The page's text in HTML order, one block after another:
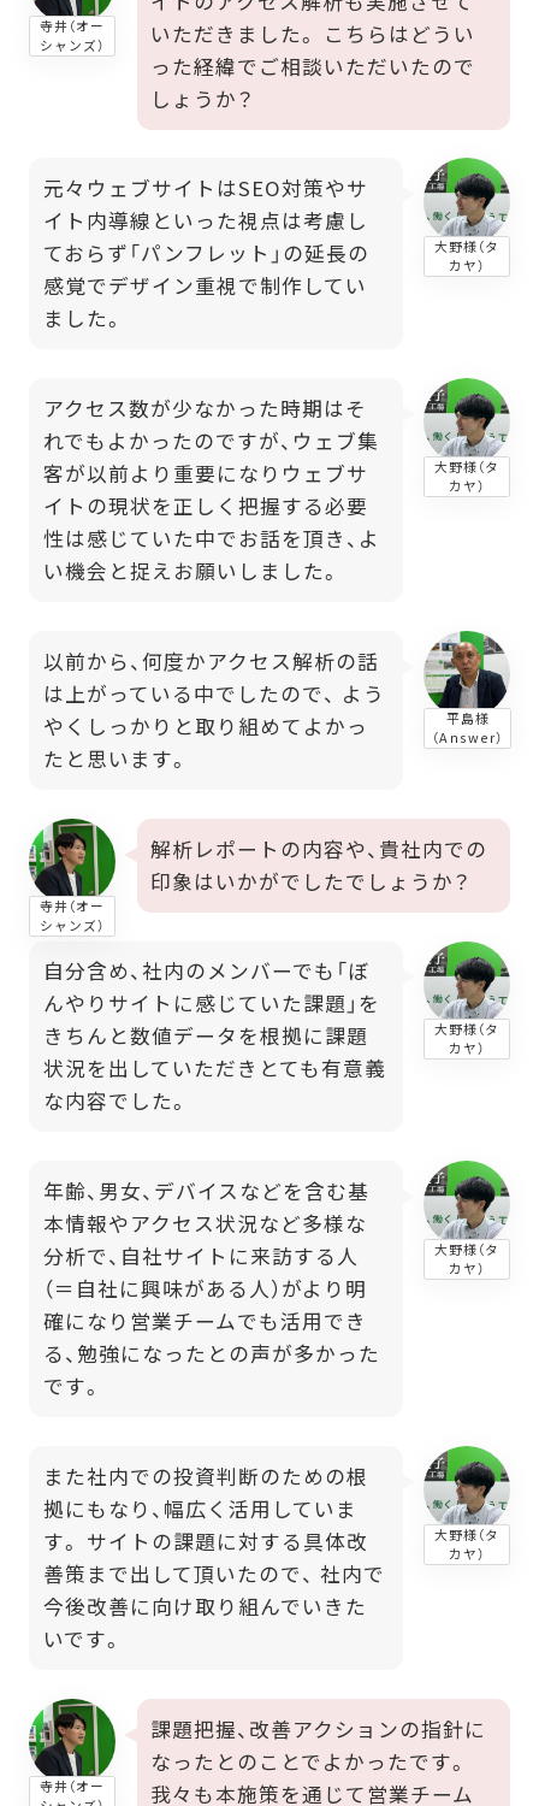
寺井（オー
シャンズ）
いただきました。 こちらはどうい
った経緯でご相談いただいたので
しょうか？
大野様（タ
カヤ）
元々ウェブサイトはSEO対策やサ
イト内導線といった視点は考慮し
ておらず「パンフレット」の延長の
感覚でデザイン重視で制作してい
ました。
大野様（タ
カヤ）
アクセス数が少なかった時期はそ
れでもよかったのですが、ウェブ集
客が以前より重要になりウェブサ
イトの現状を正しく把握する必要
性は感じていた中でお話を頂き、よ
い機会と捉えお願いしました。
平島様
（Answer）
以前から、何度かアクセス解析の話
は上がっている中でしたので、 よう
やくしっかりと取り組めてよかっ
たと思います。
寺井（オー
シャンズ）
解析レポートの内容や、貴社内での
印象はいかがでしたでしょうか？
大野様（タ
カヤ）
自分含め、社内のメンバーでも「ぼ
んやりサイトに感じていた課題」を
きちんと数値データを根拠に課題
状況を出していただきとても有意義
な内容でした。
大野様（タ
カヤ）
年齢、男女、デバイスなどを含む基
本情報やアクセス状況など多様な
分析で、自社サイトに来訪する人
（＝自社に興味がある人）がより明
確になり営業チームでも活用でき
る、勉強になったとの声が多かった
です。
大野様（タ
カヤ）
また社内での投資判断のための根
拠にもなり、幅広く活用していま
す。 サイトの課題に対する具体改
善策まで出して頂いたので、 社内で
今後改善に向け取り組んでいきた
いです。
寺井（オー
課題把握、改善アクションの指針に
なったとのことでよかったです。
我々も本施策を通じて営業チーム